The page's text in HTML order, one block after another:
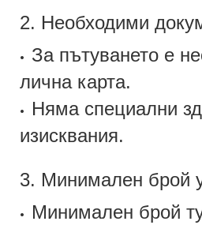
2. Необходими
• За пътуването е
лична карта.
•
Няма специални
изисквания.
3. Минимален брой
• Минимален брой